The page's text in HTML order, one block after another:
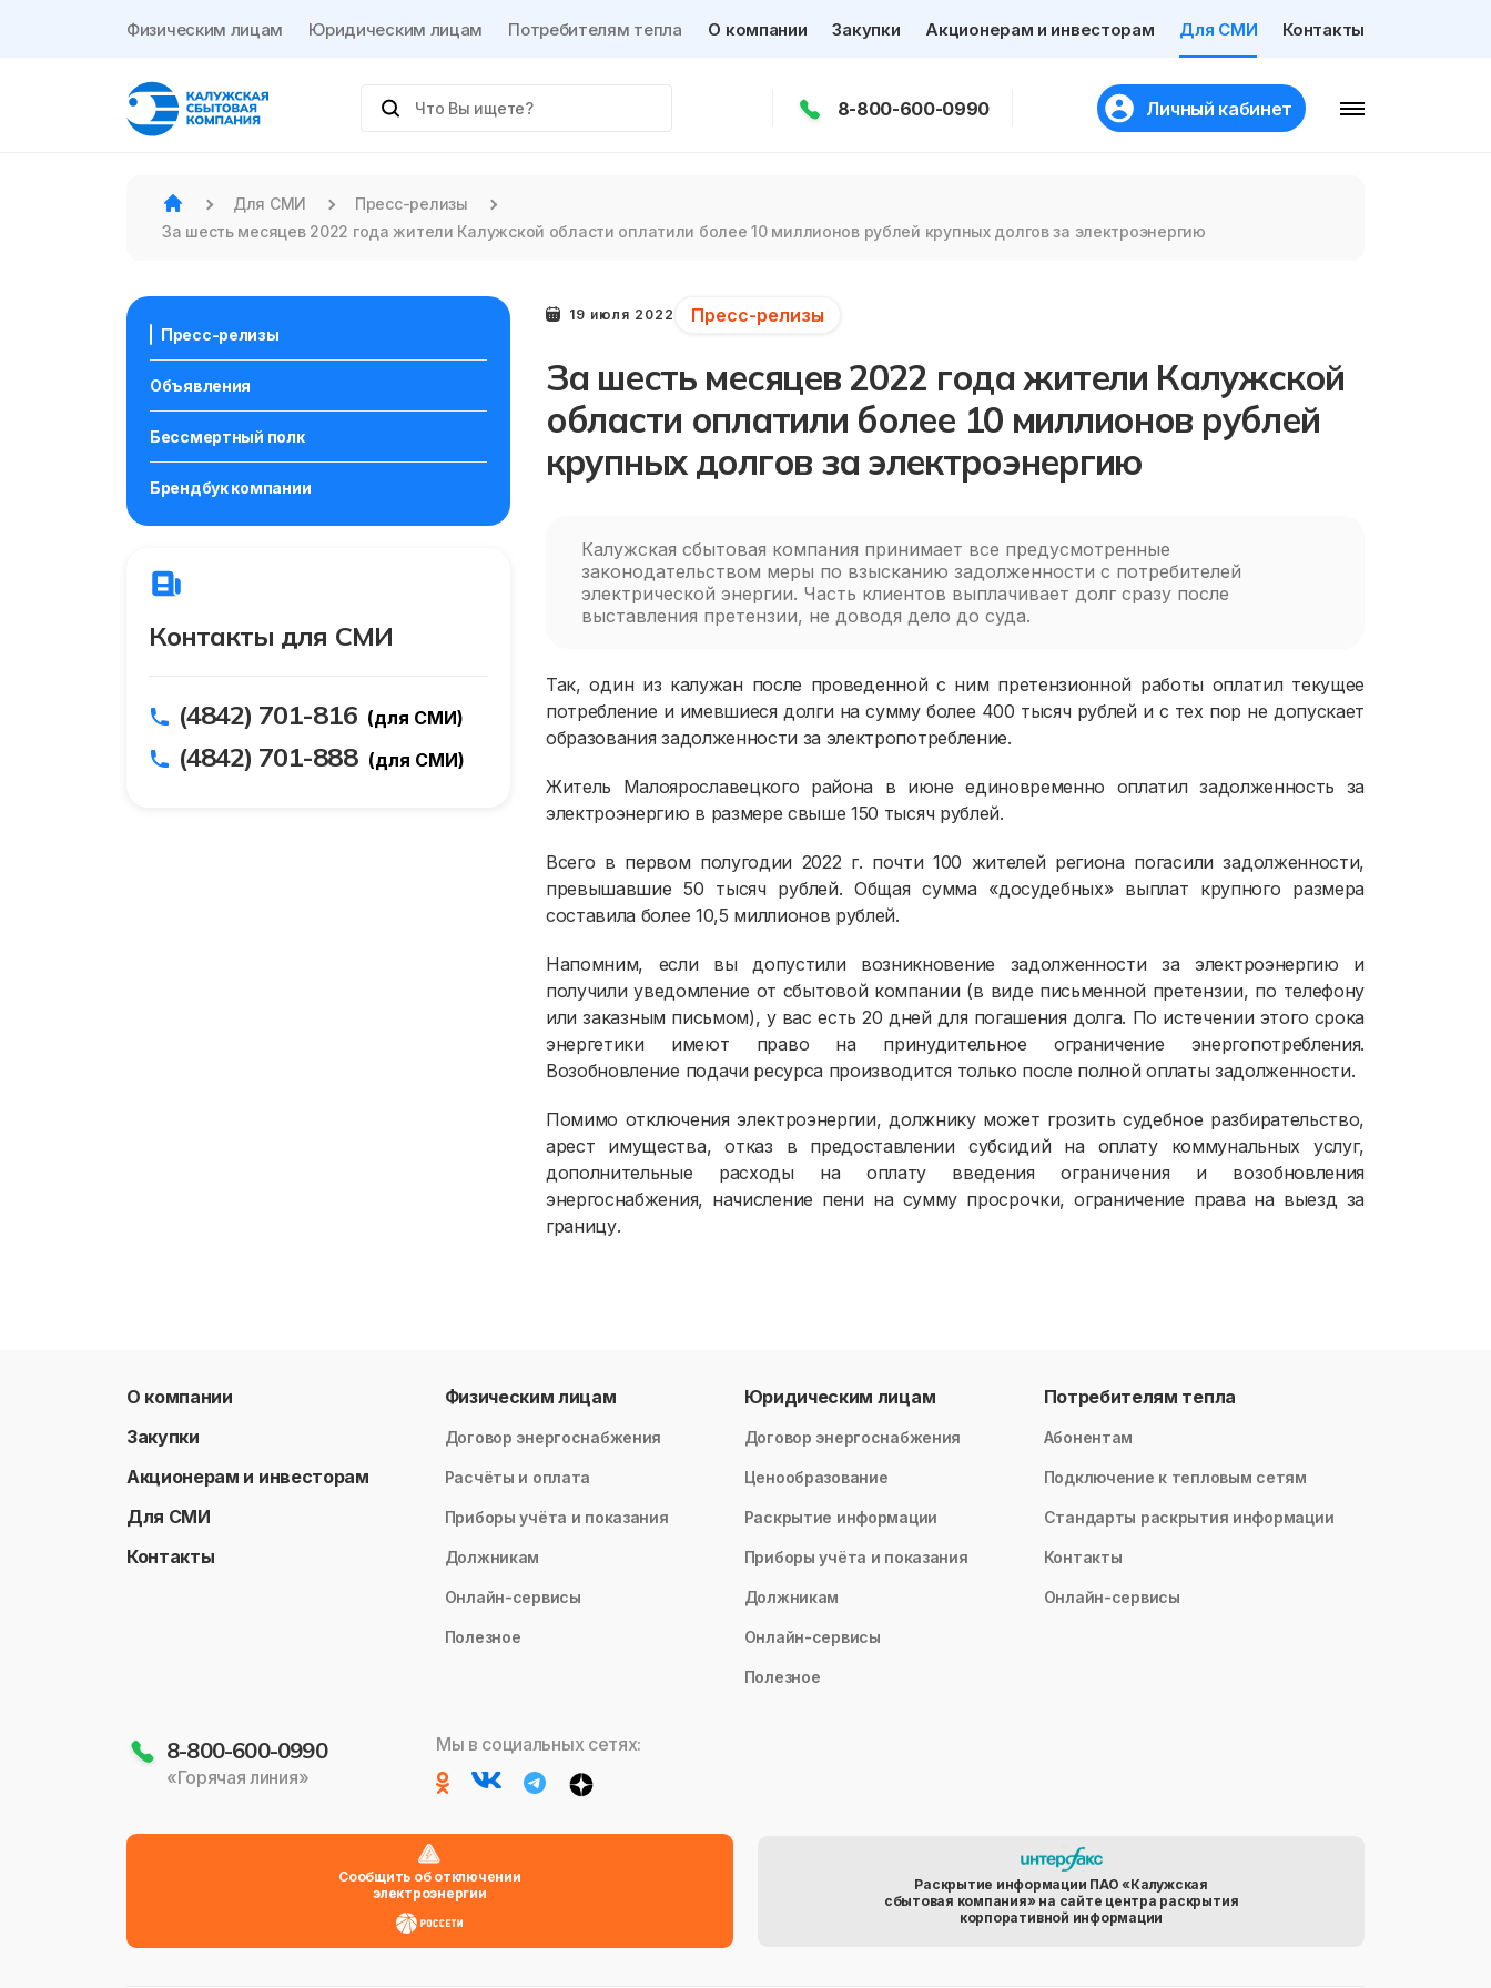
Физическим лицам Юридическим лицам Потребителям тепла О компании Закупки Акционерам и инвесторам Для СМИ Контакты
8-800-600-0990 Личный кабинет
Для СМИ
Пресс-релизы
За шесть месяцев 2022 года жители Калужской области оплатили более 10 миллионов рублей крупных долгов за электроэнергию
Пресс-релизы
Объявления
Бессмертный полк
Брендбук компании
Контакты для СМИ
(4842) 701-816 (для СМИ)
(4842) 701-888 (для СМИ)
19 июля 2022 Пресс-релизы
За шесть месяцев 2022 года жители Калужской
области оплатили более 10 миллионов рублей
крупных долгов за электроэнергию
Калужская сбытовая компания принимает все предусмотренные
законодательством меры по взысканию задолженности с потребителей
электрической энергии. Часть клиентов выплачивает долг сразу после
выставления претензии, не доводя дело до суда.
Так, один из калужан после проведенной с ним претензионной работы оплатил текущее
потребление и имевшиеся долги на сумму более 400 тысяч рублей и с тех пор не допускает
образования задолженности за электропотребление.
Житель Малоярославецкого района в июне единовременно оплатил задолженность за
электроэнергию в размере свыше 150 тысяч рублей.
Всего в первом полугодии 2022 г. почти 100 жителей региона погасили задолженности,
превышавшие 50 тысяч рублей. Общая сумма «досудебных» выплат крупного размера
составила более 10,5 миллионов рублей.
Напомним, если вы допустили возникновение задолженности за электроэнергию и
получили уведомление от сбытовой компании (в виде письменной претензии, по телефону
или заказным письмом), у вас есть 20 дней для погашения долга. По истечении этого срока
энергетики имеют право на принудительное ограничение энергопотребления.
Возобновление подачи ресурса производится только после полной оплаты задолженности.
Помимо отключения электроэнергии, должнику может грозить судебное разбирательство,
арест имущества, отказ в предоставлении субсидий на оплату коммунальных услуг,
дополнительные расходы на оплату введения ограничения и возобновления
энергоснабжения, начисление пени на сумму просрочки, ограничение права на выезд за
границу.
О компании
Закупки
Акционерам и инвесторам
Для СМИ
Контакты
Физическим лицам
Договор энергоснабжения
Расчёты и оплата
Приборы учёта и показания
Должникам
Онлайн-сервисы
Полезное
Юридическим лицам
Договор энергоснабжения
Ценообразование
Раскрытие информации
Приборы учёта и показания
Должникам
Онлайн-сервисы
Полезное
Потребителям тепла
Абонентам
Подключение к тепловым сетям
Стандарты раскрытия информации
Контакты
Онлайн-сервисы
8-800-600-0990
«Горячая линия»
Мы в социальных сетях:
Сообщить об отключении
электроэнергии
Раскрытие информации ПАО «Калужская
сбытовая компания» на сайте центра раскрытия
корпоративной информации